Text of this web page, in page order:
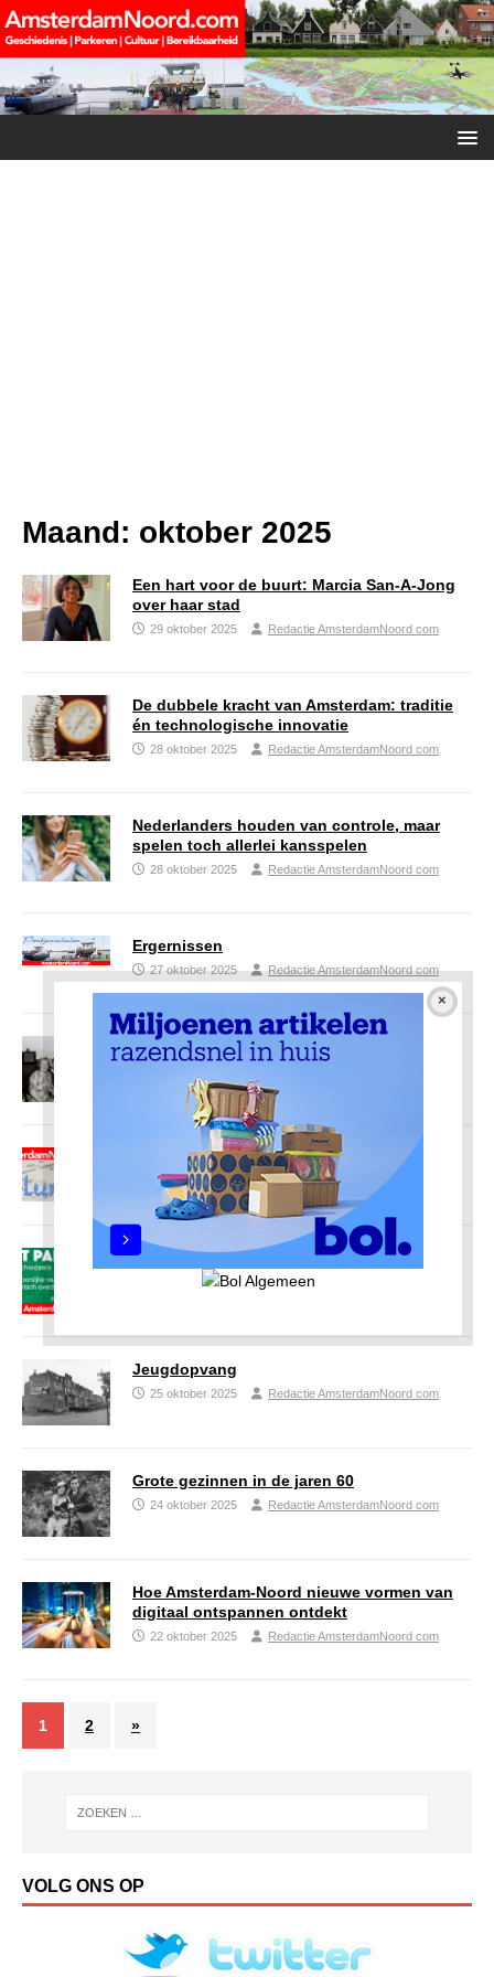
Maand: oktober 2025
Een hart voor de buurt: Marcia San-A-Jong
over haar stad
29 oktober 2025 Redactie AmsterdamNoord com
De dubbele kracht van Amsterdam: traditie
én technologische innovatie
28 oktober 2025 Redactie AmsterdamNoord com
Nederlanders houden van controle, maar
spelen toch allerlei kansspelen
28 oktober 2025 Redactie AmsterdamNoord com
Ergernissen
27 oktober 2025 Redactie AmsterdamNoord com
De geit verkocht
Asterdorp
26 oktober 2025 Redactie AmsterdamNoord com
Vijvers en eilanden
26 oktober 2025 Redactie AmsterdamNoord com
Jeugdopvang
25 oktober 2025 Redactie AmsterdamNoord com
Grote gezinnen in de jaren 60
24 oktober 2025 Redactie AmsterdamNoord com
Hoe Amsterdam-Noord nieuwe vormen van
digitaal ontspannen ontdekt
22 oktober 2025 Redactie AmsterdamNoord com
1 2 »
VOLG ONS OP